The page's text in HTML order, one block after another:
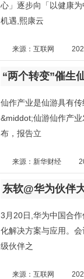
心」逐步向「以健康
机遇,熙康云
来源：互联网
“两个转变”催生
仙作产业是仙游具有
&middot;仙游仙作产
布，报告立
来源：新华财经
东软@华为伙伴
3月20日,华为中国合
化解决方案与应用。
级伙伴之
来源：互联网